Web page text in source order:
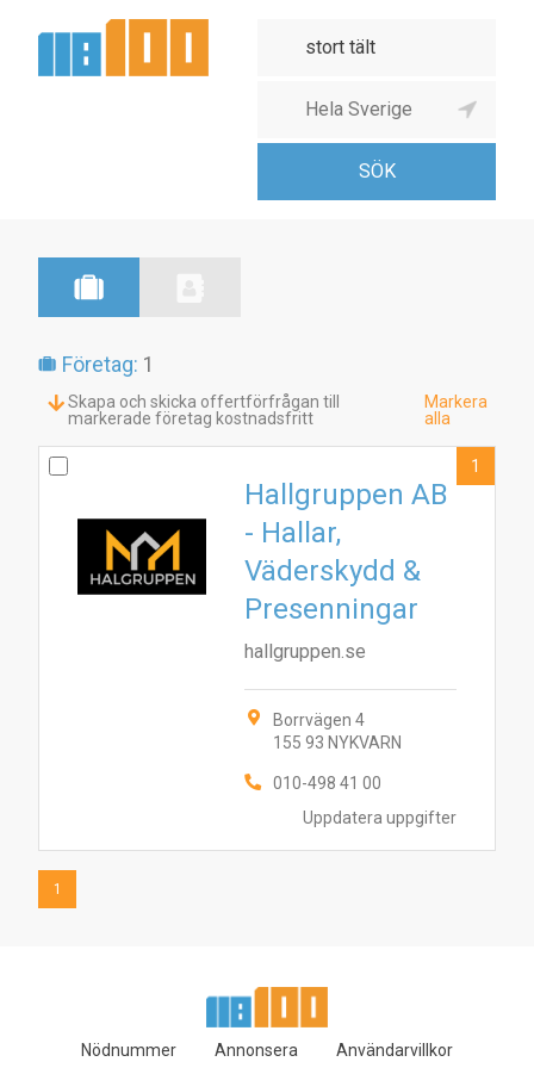
Företag: 1
Skapa och skicka offertförfrågan till
markerade företag kostnadsfritt
Markera
alla
Uppdatera uppgifter
Hallgruppen AB
- Hallar,
Väderskydd &
Presenningar
hallgruppen.se
Borrvägen 4
155 93 NYKVARN
010-498 41 00
1
1
Nödnummer Annonsera Användarvillkor